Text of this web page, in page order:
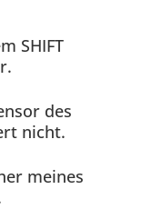
SHIFT
des
nicht.
meines